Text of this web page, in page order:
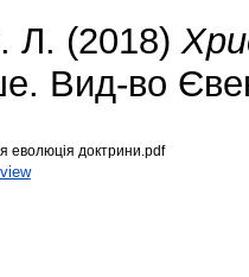
Л. (2018)
Вид-во
еволюція доктрини.pdf